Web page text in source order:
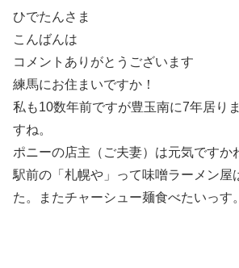
ひでたんさま
こんばんは
コメントありがとうございます
練馬にお住まいですか！
私も10数年前ですが豊玉南に7年居り
すね。
ポニーの店主（ご夫妻）は元気ですか
駅前の「札幌や」って味噌ラーメン屋
た。またチャーシュー麺食べたいっす